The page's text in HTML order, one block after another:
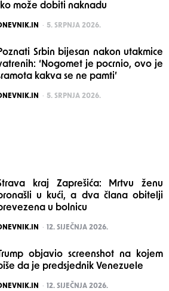
može dobiti naknadu
5. SRPNJA 2026.
Srbin bijesan nakon utakmice
‘Nogomet je pocrnio, ovo je
kakva se ne pamti’
5. SRPNJA 2026.
kraj Zaprešića: Mrtvu ženu
u kući, a dva člana obitelji
u bolnicu
12. SIJEČNJA 2026.
objavio screenshot na kojem
da je predsjednik Venezuele
12. SIJEČNJA 2026.